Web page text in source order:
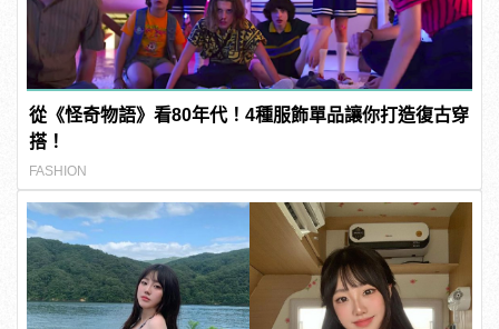
從《怪奇物語》看80年代！4種服飾單品讓你打造復古穿
搭！
FASHION